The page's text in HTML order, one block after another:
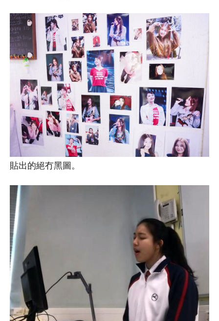
貼出的絕冇黑圖。